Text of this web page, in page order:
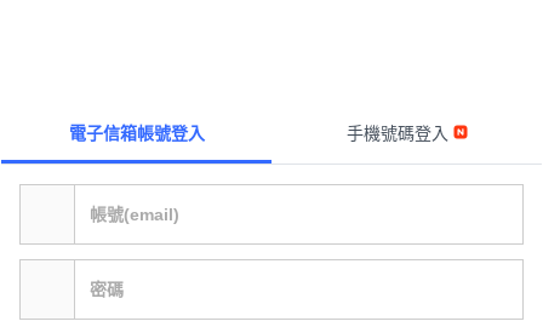
電子信箱帳號登入 手機號碼登入